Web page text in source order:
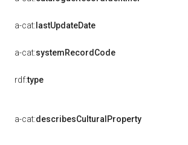
a-cat: lastUpdateDate
a-cat:systemRecordCode
rdf:type
a-cat:describesCulturalProperty